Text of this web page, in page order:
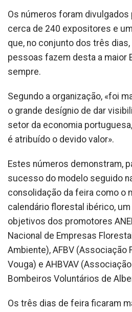
Os números foram divulgados
cerca de 240 expositores e
que, no conjunto dos três
pessoas fazem desta a maior
sempre.
Segundo a organização, «foi
o grande desígnio de dar
setor da economia
é atribuído o devido valor».
Estes números demonstram,
sucesso do modelo seguido
consolidação da feira como o
calendário florestal ibérico,
objetivos dos promotores
Nacional de Empresas
Ambiente), AFBV (Associação
Vouga) e AHBVAV
Bombeiros Voluntários de
Os três dias de feira ficaram